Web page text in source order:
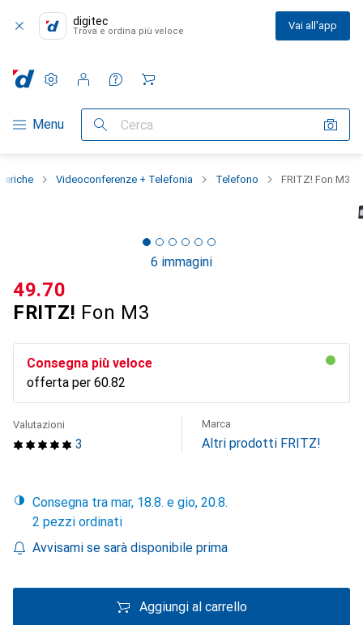
digitec
Trova e ordina più veloce Vai all'app
Categoria Navigazione
Menu Cerca
Impostazioni
Conto cliente
Liste di confronto
Liste dei desideri
Carrello
Videoconferenze + Telefonia Telefono FRITZ! Fon M3
6 immagini
FRITZ! Fon M3
CHF
49.70
Consegna più veloce
offerta per CHF
60.82
3
Valutazioni Marca
Altri prodotti FRITZ!
Consegna tra mar, 18.8. e gio, 20.8.
2 pezzi ordinati
Avvisami se sarà disponibile prima
Aggiungi al carrello